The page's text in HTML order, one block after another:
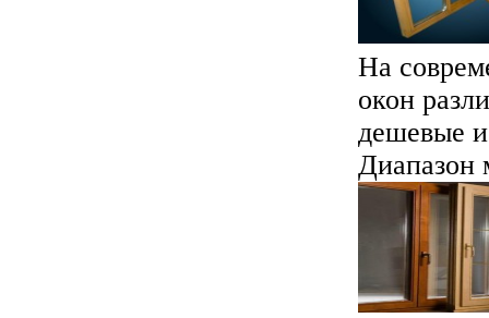
На
окон
дешевые и
Диапазон